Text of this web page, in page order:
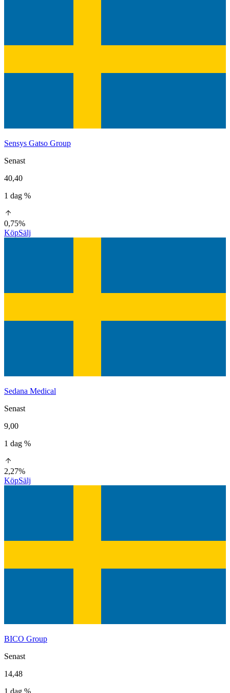
Sensys Gatso Group
Senast
40,40
1 dag %
0,75%
KöpSälj
Sedana Medical
Senast
9,00
1 dag %
2,27%
KöpSälj
BICO Group
Senast
14,48
1 dag %